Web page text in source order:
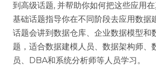
到高级话题, 并帮助你如何把这些应用在
基础话题指导你在不同阶段去应用数据
话题会讲到数据仓库、企业数据模型和
题，适合数据建模人员、数据架构师、
员、DBA和系统分析师等人员学习。